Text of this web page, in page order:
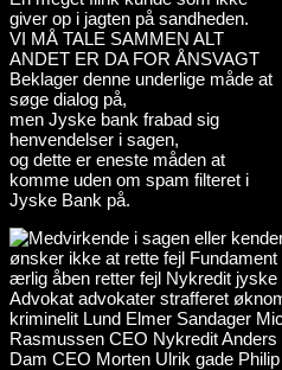
giver op i jagten på sandheden.
VI MÅ TALE SAMMEN ALT
ANDET ER DA FOR ÅNSVAGT
Beklager denne underlige måde at
søge dialog på,
men Jyske bank frabad sig
henvendelser i sagen,
og dette er eneste måden at
komme uden om spam filteret i
Jyske Bank på.